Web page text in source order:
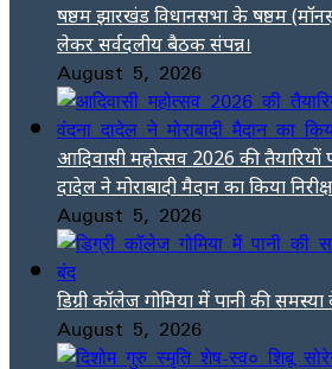
षष्ठम झारखंड विधानसभा के षष्ठम
लेकर सर्वदलीय बैठक संपन्न।
August 5, 2026
आदिवासी महोत्सव 2026 की
दादेल ने मोराबादी मैदान का किया
August 5, 2026
डिग्री कॉलेज गोमिया में पानी की
August 5, 2026